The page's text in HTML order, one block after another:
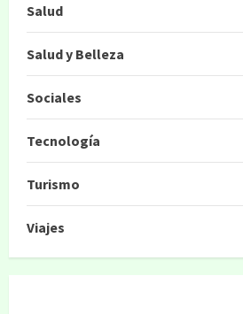
Salud
Salud y Belleza
Sociales
Tecnología
Turismo
Viajes